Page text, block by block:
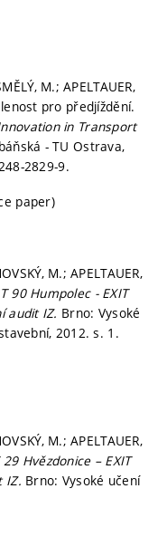
M.; APELTAUER,
pro předjíždění.
in Transport
- TU Ostrava,
2829-9.
paper)
M.; APELTAUER,
90 Humpolec - EXIT
audit IZ. Brno: Vysoké
2012.s. 1.
M.; APELTAUER,
Hvězdonice – EXIT
IZ. Brno: Vysoké učení